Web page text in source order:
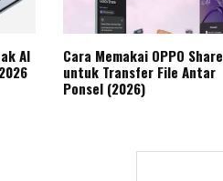
AI
Cara Memakai OPPO Share
untuk Transfer File Antar
Ponsel (2026)